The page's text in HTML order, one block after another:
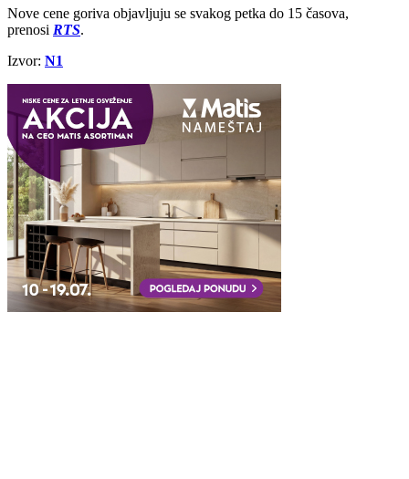
Nove cene goriva objavljuju se svakog petka do 15 časova,
prenosi RTS.
Izvor: N1